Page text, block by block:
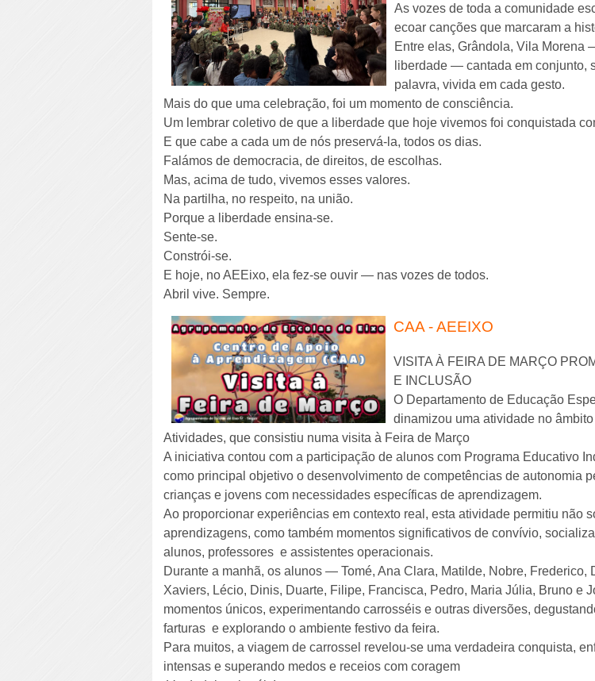
As vozes de toda a comunidade
ecoar canções que marcaram a
Entre elas, Grândola, Vila Morena
liberdade — cantada em conjunto,
palavra, vivida em cada gesto.
Mais do que uma celebração, foi um momento de consciência.
Um lembrar coletivo de que a liberdade que hoje vivemos foi conquistada
E que cabe a cada um de nós preservá-la, todos os dias.
Falámos de democracia, de direitos, de escolhas.
Mas, acima de tudo, vivemos esses valores.
Na partilha, no respeito, na união.
Porque a liberdade ensina-se.
Sente-se.
Constrói-se.
E hoje, no AEEixo, ela fez-se ouvir — nas vozes de todos.
Abril vive. Sempre.
CAA - AEEIXO
VISITA À FEIRA DE MARÇO
E INCLUSÃO
O Departamento de Educação
dinamizou uma atividade no
Atividades, que consistiu numa visita à Feira de Março
A iniciativa contou com a participação de alunos com Programa Educativo
como principal objetivo o desenvolvimento de competências de autonomia
crianças e jovens com necessidades específicas de aprendizagem.
Ao proporcionar experiências em contexto real, esta atividade permitiu não
aprendizagens, como também momentos significativos de convívio,
alunos, professores e assistentes operacionais.
Durante a manhã, os alunos — Tomé, Ana Clara, Matilde, Nobre, Frederico,
Xaviers, Lécio, Dinis, Duarte, Filipe, Francisca, Pedro, Maria Júlia, Bruno e
momentos únicos, experimentando carrosséis e outras diversões,
farturas e explorando o ambiente festivo da feira.
Para muitos, a viagem de carrossel revelou-se uma verdadeira conquista,
intensas e superando medos e receios com coragem